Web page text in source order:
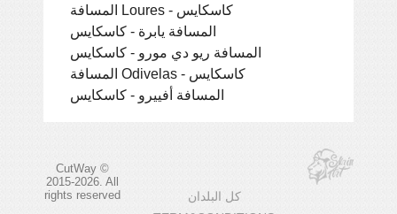
المسافة Loures - كاسكايس
المسافة يابرة - كاسكايس
المسافة ريو دي مورو - كاسكايس
المسافة Odivelas - كاسكايس
المسافة أفييرو - كاسكايس
CutWay ©
2015-2026. All
rights reserved
كل البلدان